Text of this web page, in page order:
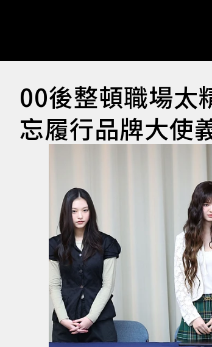
00後整頓職場太
忘履行品牌大使